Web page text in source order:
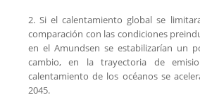
2. Si el calentamiento global se
comparación con las condiciones
en el Amundsen se estabilizarían un
cambio, en la trayectoria de
calentamiento de los océanos se
2045.